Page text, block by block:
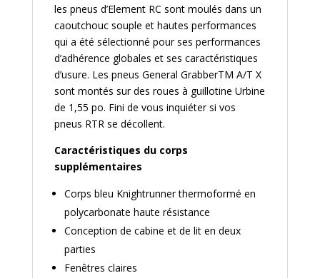
les pneus d’Element RC sont moulés dans un
caoutchouc souple et hautes performances
qui a été sélectionné pour ses performances
d’adhérence globales et ses caractéristiques
d’usure. Les pneus General GrabberTM A/T X
sont montés sur des roues à guillotine Urbine
de 1,55 po. Fini de vous inquiéter si vos
pneus RTR se décollent.
Caractéristiques du corps
supplémentaires
Corps bleu Knightrunner thermoformé en
polycarbonate haute résistance
Conception de cabine et de lit en deux
parties
Fenêtres claires